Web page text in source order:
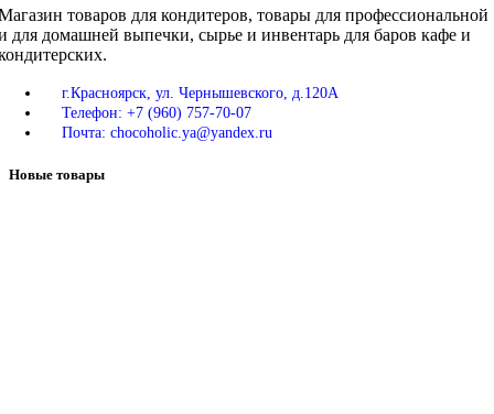
товаров для кондитеров, товары для профессиональной
для домашней выпечки, сырье и инвентарь для баров кафе и
г.Красноярск, ул. Чернышевского, д.120А
Телефон: +7 (960) 757-70-07
Почта: chocoholic.ya@yandex.ru
Новые товары